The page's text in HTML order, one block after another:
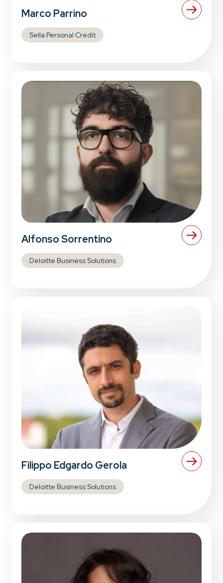
Marco Parrino
Sella Personal Credit
Alfonso Sorrentino
Deloitte Business Solutions
Filippo Edgardo Gerola
Deloitte Business Solutions